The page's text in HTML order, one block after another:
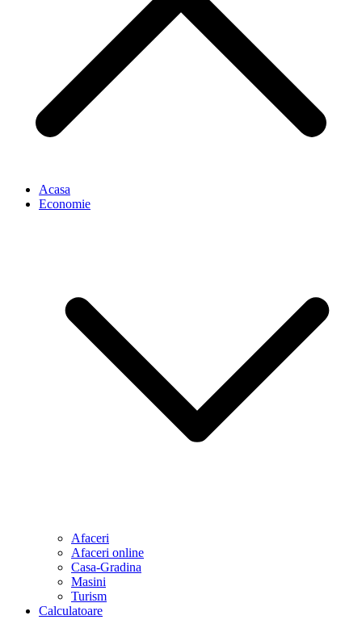
Acasa
Economie
Afaceri
Afaceri online
Casa-Gradina
Masini
Turism
Calculatoare